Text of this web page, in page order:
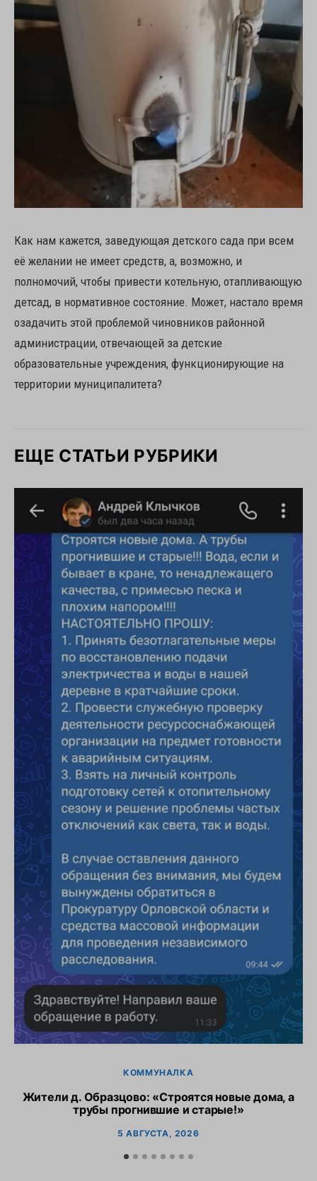
Как нам кажется, заведующая детского сада при всем
её желании не имеет средств, а, возможно, и
полномочий, чтобы привести котельную, отапливающую
детсад, в нормативное состояние. Может, настало время
озадачить этой проблемой чиновников районной
администрации, отвечающей за детские
образовательные учреждения, функционирующие на
территории муниципалитета?
ЕЩЕ СТАТЬИ РУБРИКИ
КОММУНАЛКА
Жители д. Образцово: «Строятся новые дома, а
трубы прогнившие и старые!»
5 АВГУСТА, 2026